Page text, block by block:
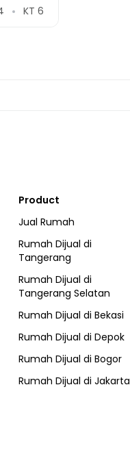
KT 6
Product
Jual Rumah
Rumah Dijual di
Tangerang
Rumah Dijual di
Tangerang Selatan
Rumah Dijual di Bekasi
Rumah Dijual di Depok
Rumah Dijual di Bogor
Rumah Dijual di Jakarta